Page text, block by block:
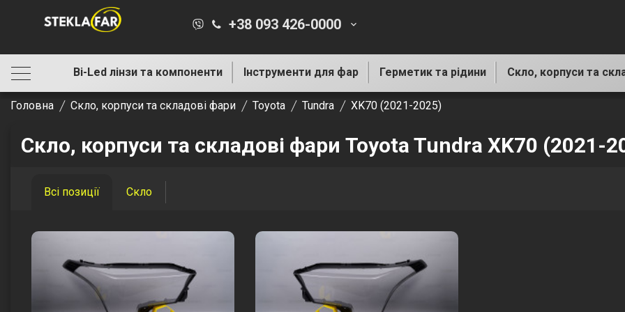
+38 093 426-0000 keyboard_arrow_down
Bi-Led лінзи та компоненти Інструменти для фар Герметик та рідини Скло, корпуси та
Головна Скло, корпуси та складові фари Toyota Tundra XK70 (2021-2025)
Скло, корпуси та складові фари Toyota Tundra XK70 (2021-
Всі позиції Скло